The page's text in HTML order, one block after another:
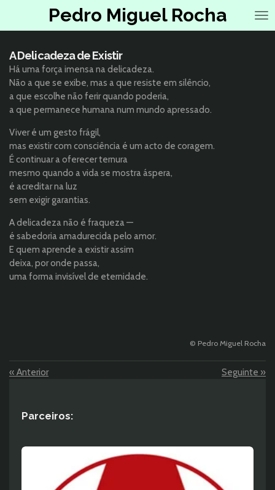
conteúdo
principal
Pedro Miguel Rocha
A Delicadeza de Existir
Há uma força imensa na delicadeza.
Não a que se exibe, mas a que resiste em silêncio,
a que escolhe não ferir quando poderia,
a que permanece humana num mundo apressado.
Viver é um gesto frágil,
mas existir com consciência é um acto de coragem.
É continuar a oferecer ternura
mesmo quando a vida se mostra áspera,
é acreditar na luz
sem exigir garantias.
A delicadeza não é fraqueza —
é sabedoria amadurecida pelo amor.
E quem aprende a existir assim
deixa, por onde passa,
uma forma invisível de eternidade.
© Pedro Miguel Rocha
« Anterior Seguinte »
Parceiros: